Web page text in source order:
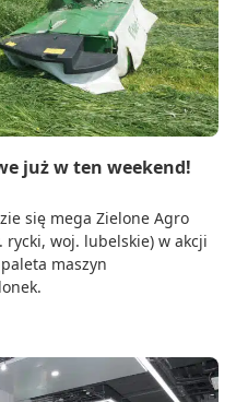
już w ten weekend!
się mega Zielone Agro
rycki, woj. lubelskie) w akcji
maszyn